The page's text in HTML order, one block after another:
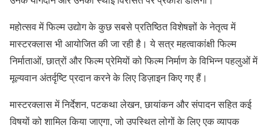
महोत्सव में फिल्म उद्योग के कुछ सबसे प्रतिष्ठित विशेषज्ञों के नेतृत्व में
मास्टरक्लास भी आयोजित की जा रही है। ये सत्र महत्वाकांक्षी फिल्म
निर्माताओं, छात्रों और फिल्म प्रेमियों को फिल्म निर्माण के विभिन्न पहलुओं में
मूल्यवान अंतर्दृष्टि प्रदान करने के लिए डिज़ाइन किए गए हैं।
मास्टरक्लास में निर्देशन, पटकथा लेखन, छायांकन और संपादन सहित कई
विषयों को शामिल किया जाएगा, जो उपस्थित लोगों के लिए एक व्यापक